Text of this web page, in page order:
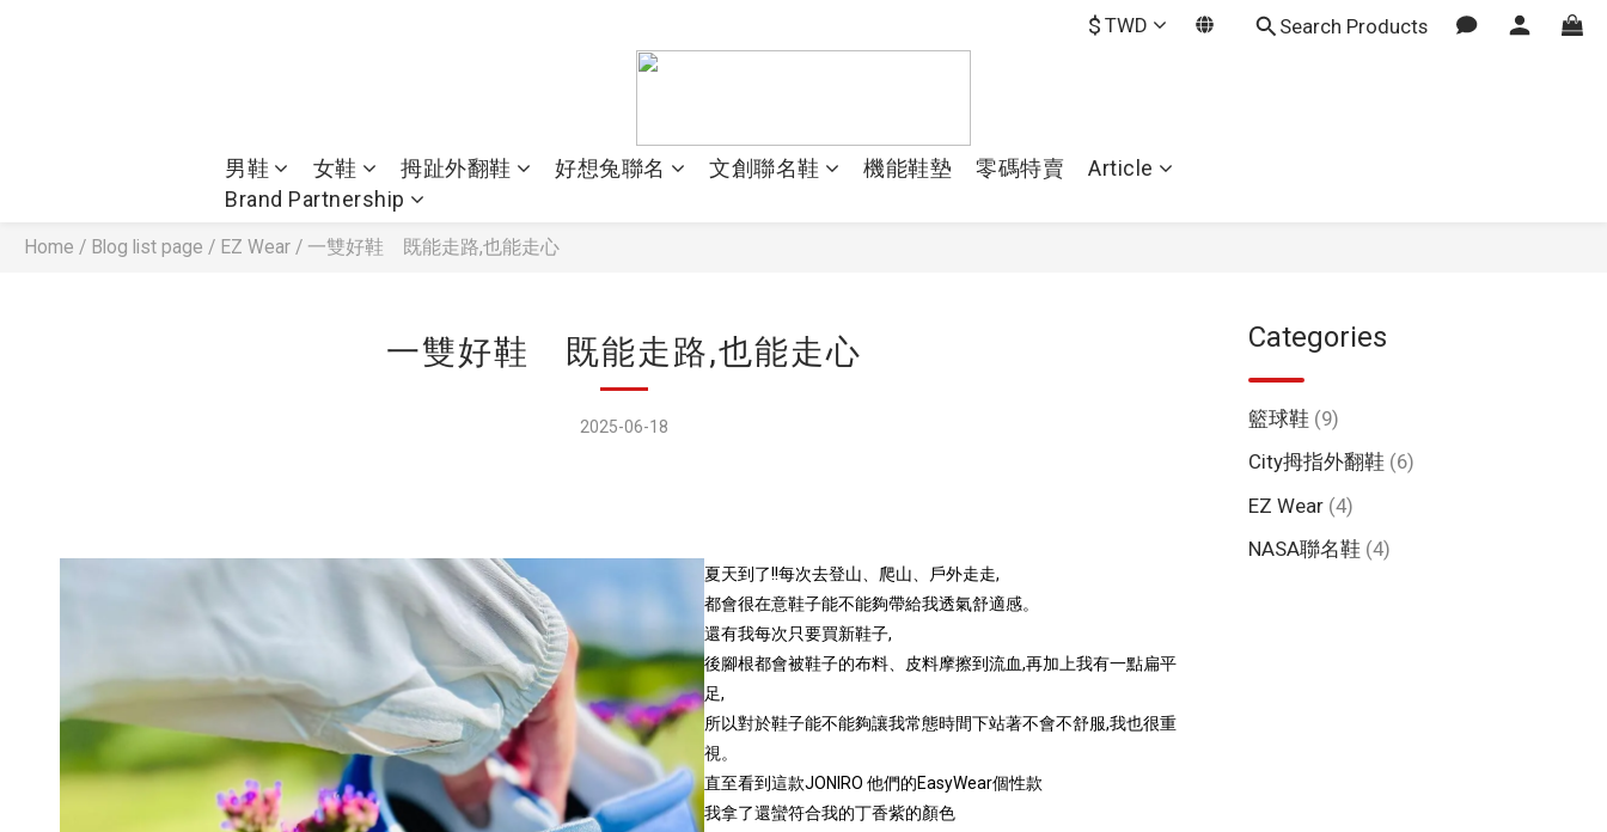
$ TWD Search Products
男鞋 女鞋 拇趾外翻鞋 好想兔聯名 文創聯名鞋 機能鞋墊 零碼特賣
Article
Brand Partnership
Home / Blog list page / EZ Wear / 一雙好鞋 既能走路,也能走心
一雙好鞋 既能走路,也能走心
2025-06-18
夏天到了!!每次去登山、爬山、戶外走走,
都會很在意鞋子能不能夠帶給我透氣舒適感。
還有我每次只要買新鞋子,
後腳根都會被鞋子的布料、皮料摩擦到流血,再加上我有一點扁平
足,
所以對於鞋子能不能夠讓我常態時間下站著不會不舒服,我也很重
視。
直至看到這款JONIRO 他們的EasyWear個性款
我拿了還蠻符合我的丁香紫的顏色
Categories
籃球鞋 (9)
City拇指外翻鞋 (6)
EZ Wear (4)
NASA聯名鞋 (4)